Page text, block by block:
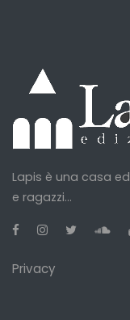
Lapis è una casa
e ragazzi...
Privacy